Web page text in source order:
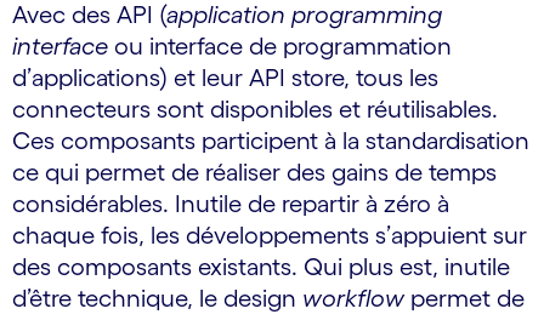
Avec des API (application programming
interface ou interface de programmation
d’applications) et leur API store, tous les
connecteurs sont disponibles et réutilisables.
Ces composants participent à la standardisation
ce qui permet de réaliser des gains de temps
considérables. Inutile de repartir à zéro à
chaque fois, les développements s’appuient sur
des composants existants. Qui plus est, inutile
d’être technique, le design workflow permet de